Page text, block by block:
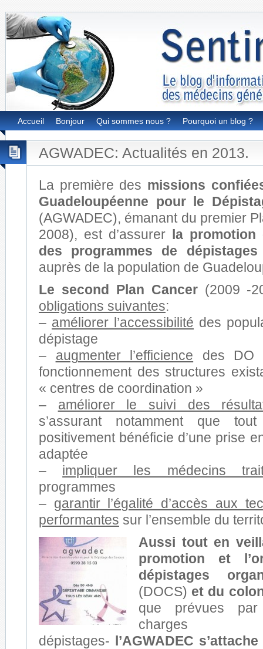
Accueil Bonjour Qui sommes nous ? Pourquoi un blog ?
AGWADEC: Actualités en 2013.
La première des missions
Guadeloupéenne pour le
(AGWADEC), émanant du premier
2008), est d’assurer
la promotion
des programmes de dépistages
auprès de la population de
Le second Plan Cancer(2009 -
obligations suivantes:
– améliorer l’accessibilité des
dépistage
– augmenter l’efficience des DO
fonctionnement des structures
« centres de coordination »
– améliorer le suivi des
s’assurant notamment que
positivement bénéficie d’une prise
adaptée
– impliquer les médecins
programmes
– garantir l’égalité d’accès aux
performantes sur l’ensemble du
Aussi tout en
promotion et
dépistages
(DOCS) et du
que prévues
dépistages-
l’AGWADEC